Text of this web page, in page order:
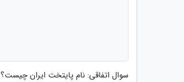
سوال اتفاقی: نام پایتخت ایران چیست؟